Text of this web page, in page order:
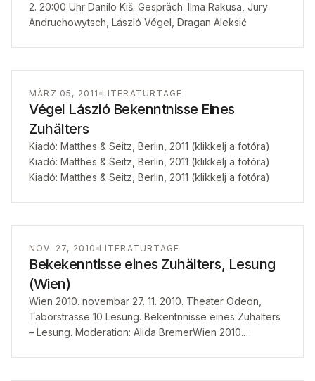
2. 20:00 Uhr Danilo Kiš. Gespräch. Ilma Rakusa, Jury
Andruchowytsch, László Végel, Dragan Aleksić
MÄRZ 05, 2011 LITERATURTAGE
Végel László Bekenntnisse Eines
Zuhälters
Kiadó: Matthes & Seitz, Berlin, 2011 (klikkelj a fotóra)
Kiadó: Matthes & Seitz, Berlin, 2011 (klikkelj a fotóra)
Kiadó: Matthes & Seitz, Berlin, 2011 (klikkelj a fotóra)
NOV. 27, 2010 LITERATURTAGE
Bekekenntisse eines Zuhälters, Lesung
(Wien)
Wien 2010. novembar 27. 11. 2010. Theater Odeon,
Taborstrasse 10 Lesung. Bekentnnisse eines Zuhälters
– Lesung. Moderation: Alida BremerWien 2010.